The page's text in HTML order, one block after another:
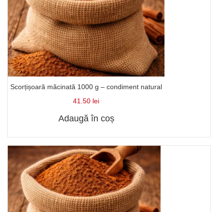
Scorțișoară măcinată 1000 g – condiment natural
41.50 lei
Adaugă în coș